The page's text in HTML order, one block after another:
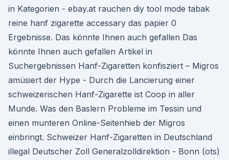
in Kategorien - ebay.at rauchen diy tool mode tabak
reine hanf zigarette accessary das papier 0
Ergebnisse. Das könnte Ihnen auch gefallen Das
könnte Ihnen auch gefallen Artikel in
Suchergebnissen Hanf-Zigaretten konfisziert – Migros
amüsiert der Hype - Durch die Lancierung einer
schweizerischen Hanf-Zigarette ist Coop in aller
Munde. Was den Baslern Probleme im Tessin und
einen munteren Online-Seitenhieb der Migros
einbringt. Schweizer Hanf-Zigaretten in Deutschland
illegal Deutscher Zoll Generalzolldirektion - Bonn (ots)